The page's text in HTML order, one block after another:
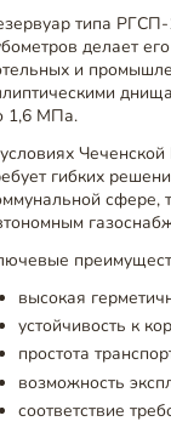
типа
делает
и
1,6 МПа.
гибких
сфере,
высокая
устойчивость к
простота
возможность
соответствие